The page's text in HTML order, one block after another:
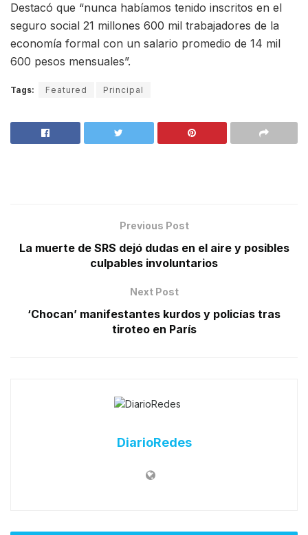
Destacó que “nunca habíamos tenido inscritos en el
seguro social 21 millones 600 mil trabajadores de la
economía formal con un salario promedio de 14 mil
600 pesos mensuales”.
Tags: Featured Principal
Previous Post
La muerte de SRS dejó dudas en el aire y posibles
culpables involuntarios
Next Post
‘Chocan’ manifestantes kurdos y policías tras
tiroteo en París
DiarioRedes